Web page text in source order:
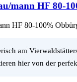
mann HF 80-
HF 80-100%
am
hier von der